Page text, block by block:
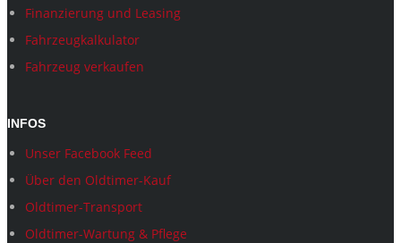
Finanzierung und Leasing
Fahrzeugkalkulator
Fahrzeug verkaufen
INFOS
Unser Facebook Feed
Über den Oldtimer-Kauf
Oldtimer-Transport
Oldtimer-Wartung & Pflege